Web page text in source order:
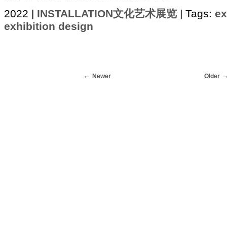
2022 | INSTALLATION文化艺术展览 | Tags:
exhibition design
Newer Older